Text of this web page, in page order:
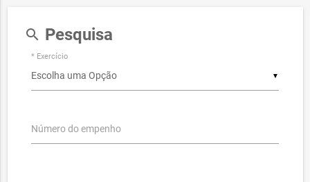
search Pesquisa
▼
* Exercício
Número do empenho